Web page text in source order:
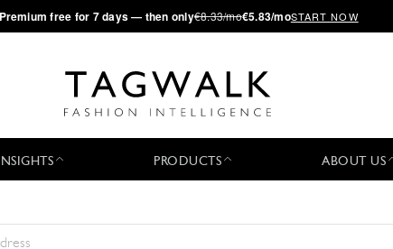
Premium free for 7 days — then only€8.33/mo€5.83/moSTART NOW
PRODUCTS ABOUT US